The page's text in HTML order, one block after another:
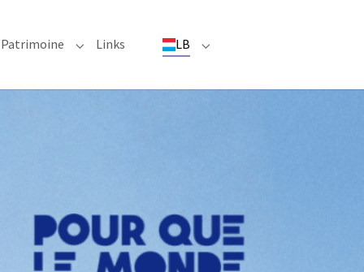
for "Evenementer"
Patrimoine Submenu for "Patrimoine"
Links LB (current)
Submenu for "LB"